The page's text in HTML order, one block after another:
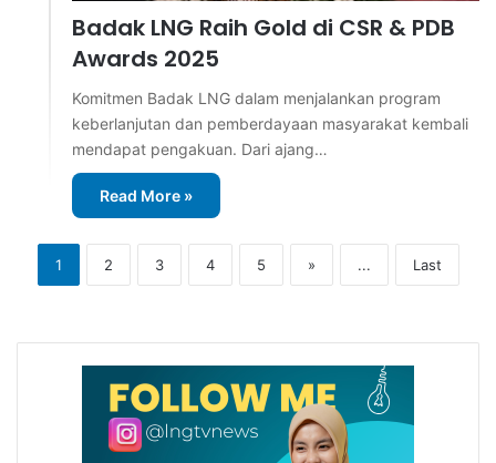
Badak LNG Raih Gold di CSR & PDB
Awards 2025
Komitmen Badak LNG dalam menjalankan program
keberlanjutan dan pemberdayaan masyarakat kembali
mendapat pengakuan. Dari ajang…
Read More »
1 2 3 4 5 » ... Last